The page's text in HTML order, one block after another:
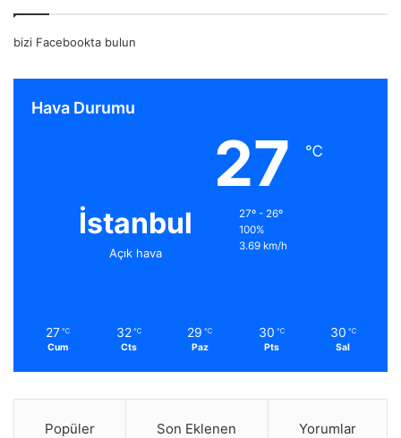
bizi Facebookta bulun
Hava Durumu
İstanbul
Açık hava
27 ℃
27º - 26º
100%
3.69 km/h
27 ℃
Cum
32 ℃
Cts
29 ℃
Paz
30 ℃
Pts
30 ℃
Sal
Popüler Son Eklenen Yorumlar